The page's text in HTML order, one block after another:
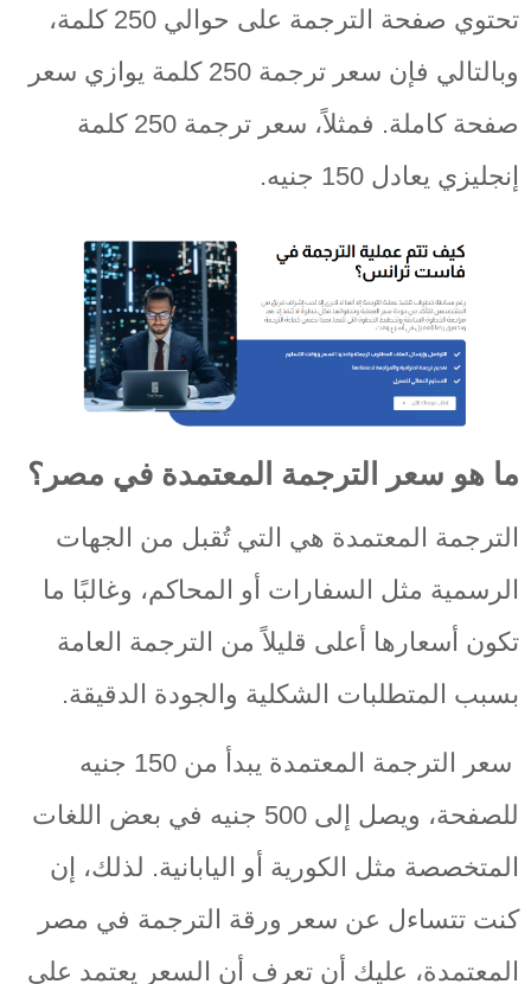
تحتوي صفحة الترجمة على حوالي 250 كلمة،
وبالتالي فإن سعر ترجمة 250 كلمة يوازي سعر
صفحة كاملة. فمثلاً، سعر ترجمة 250 كلمة
إنجليزي يعادل 150 جنيه.
ما هو سعر الترجمة المعتمدة في مصر؟
الترجمة المعتمدة هي التي تُقبل من الجهات
الرسمية مثل السفارات أو المحاكم، وغالبًا ما
تكون أسعارها أعلى قليلاً من الترجمة العامة
بسبب المتطلبات الشكلية والجودة الدقيقة.
سعر الترجمة المعتمدة يبدأ من 150 جنيه
للصفحة، ويصل إلى 500 جنيه في بعض اللغات
المتخصصة مثل الكورية أو اليابانية. لذلك، إن
كنت تتساءل عن سعر ورقة الترجمة في مصر
المعتمدة، عليك أن تعرف أن السعر يعتمد على